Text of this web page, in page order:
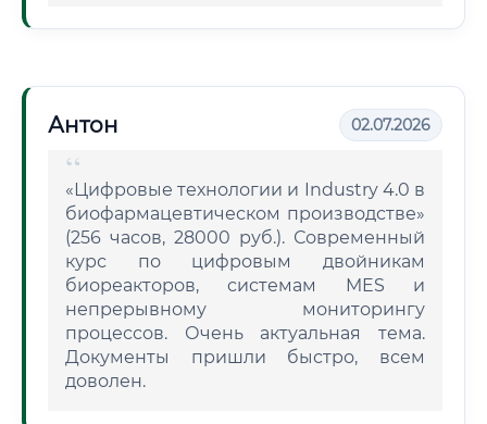
Антон 02.07.2026
«Цифровые технологии и Industry 4.0 в
биофармацевтическом производстве»
(256 часов, 28000 руб.). Современный
курс по цифровым двойникам
биореакторов, системам MES и
непрерывному мониторингу
процессов. Очень актуальная тема.
Документы пришли быстро, всем
доволен.